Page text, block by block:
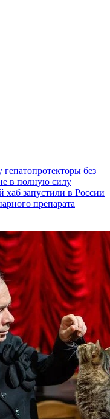
без
в полную силу
запустили в России
препарата